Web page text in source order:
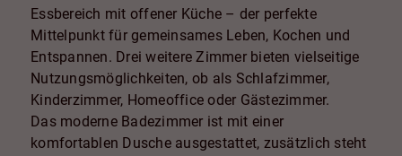
Essbereich mit offener Küche – der perfekte
Mittelpunkt für gemeinsames Leben, Kochen und
Entspannen. Drei weitere Zimmer bieten vielseitige
Nutzungsmöglichkeiten, ob als Schlafzimmer,
Kinderzimmer, Homeoffice oder Gästezimmer.
Das moderne Badezimmer ist mit einer
komfortablen Dusche ausgestattet, zusätzlich steht